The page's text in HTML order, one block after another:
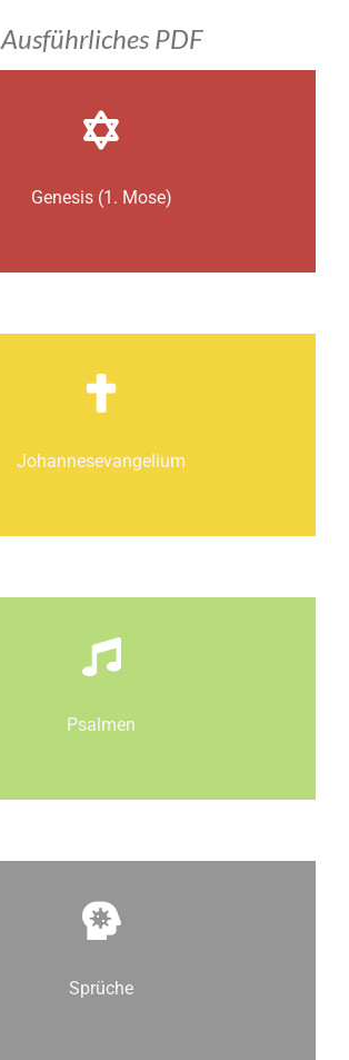
Ausführliches PDF
Genesis (1. Mose)
Johannes­­evangelium
Psalmen
Sprüche